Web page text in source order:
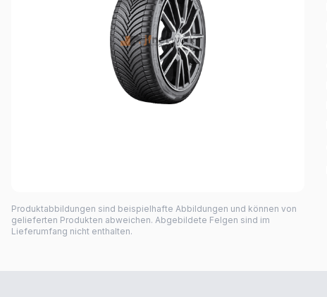
Produktabbildungen sind beispielhafte Abbildungen und können von
gelieferten Produkten abweichen. Abgebildete Felgen sind im
Lieferumfang nicht enthalten.